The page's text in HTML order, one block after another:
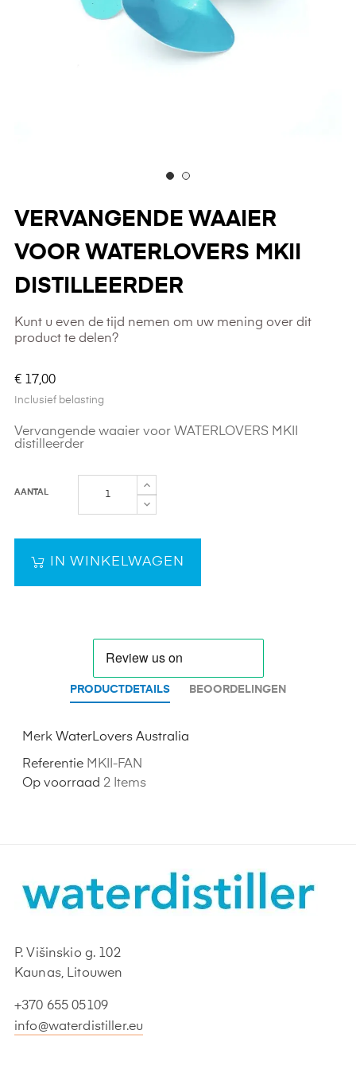
VERVANGENDE WAAIER
VOOR WATERLOVERS MKII
DISTILLEERDER
Kunt u even de tijd nemen om uw mening over dit
product te delen?
€ 17,00
Inclusief belasting
Vervangende waaier voor WATERLOVERS MKII
distilleerder
AANTAL
IN WINKELWAGEN
PRODUCTDETAILS BEOORDELINGEN
Merk WaterLovers Australia
Referentie MKII-FAN
Op voorraad 2 Items
P. Višinskio g. 102
Kaunas, Litouwen
+370 655 05109
info@waterdistiller.eu